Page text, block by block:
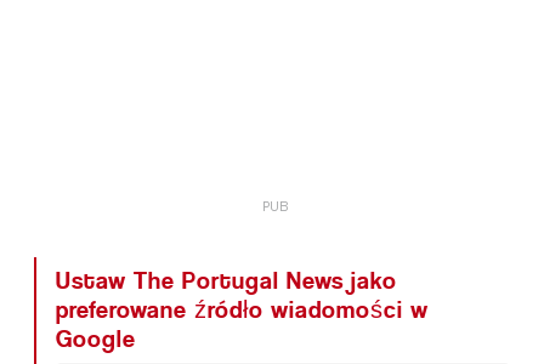
Ustaw The Portugal News jako
preferowane źródło wiadomości w
Google